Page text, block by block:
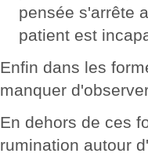
pensée s'arrête
patient est
Enfin dans les
manquer
En dehors de ces
rumination autour